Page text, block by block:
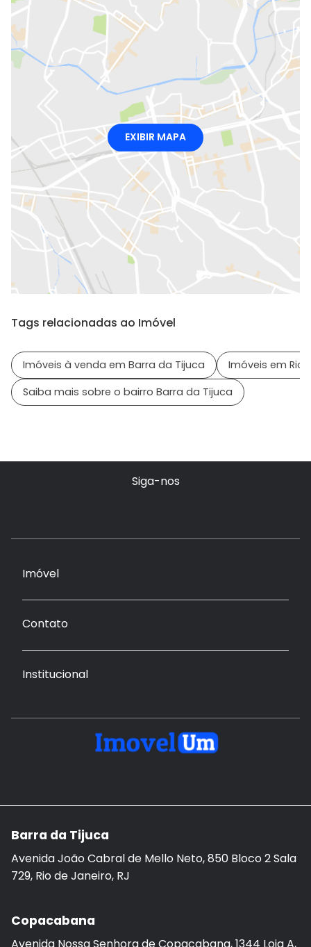
EXIBIR MAPA
Tags relacionadas ao Imóvel
Imóveis à venda em Barra da Tijuca
Imóveis em Rio
Saiba mais sobre o bairro Barra da Tijuca
Siga-nos
Imóvel
Contato
Institucional
Barra da Tijuca
Avenida João Cabral de Mello Neto, 850 Bloco 2 Sala
729, Rio de Janeiro, RJ
Copacabana